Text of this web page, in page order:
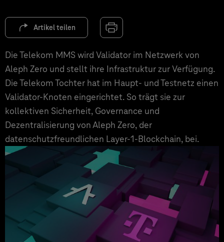
Artikel teilen
Die Telekom MMS wird Validator im Netzwerk von
Aleph Zero und stellt ihre Infrastruktur zur Verfügung.
Die Telekom Tochter hat im Haupt- und Testnetz einen
Validator-Knoten eingerichtet. So trägt sie zur
kollektiven Sicherheit, Governance und
Dezentralisierung von Aleph Zero, der
datenschutzfreundlichen Layer-1-Blockchain, bei.